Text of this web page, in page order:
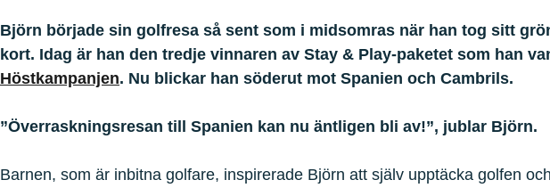
Björn började sin golfresa så sent som i midsomras när han tog sitt
kort. Idag är han den tredje vinnaren av Stay & Play-paketet som han
Höstkampanjen. Nu blickar han söderut mot Spanien och Cambrils.
”Överraskningsresan till Spanien kan nu äntligen bli av!”, jublar Björn.
Barnen, som är inbitna golfare, inspirerade Björn att själv upptäcka golfen